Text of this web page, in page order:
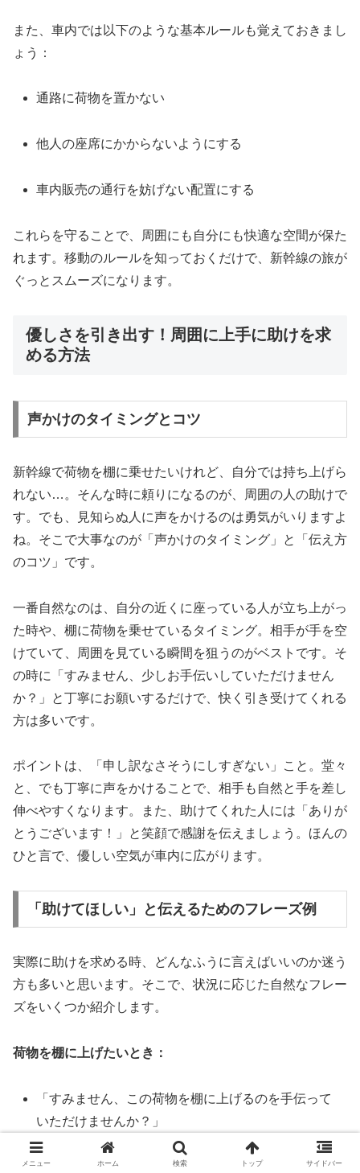
また、車内では以下のような基本ルールも覚えておきまし
ょう：
通路に荷物を置かない
他人の座席にかからないようにする
車内販売の通行を妨げない配置にする
これらを守ることで、周囲にも自分にも快適な空間が保た
れます。移動のルールを知っておくだけで、新幹線の旅が
ぐっとスムーズになります。
優しさを引き出す！周囲に上手に助けを求
める方法
声かけのタイミングとコツ
新幹線で荷物を棚に乗せたいけれど、自分では持ち上げら
れない…。そんな時に頼りになるのが、周囲の人の助けで
す。でも、見知らぬ人に声をかけるのは勇気がいりますよ
ね。そこで大事なのが「声かけのタイミング」と「伝え方
のコツ」です。
一番自然なのは、自分の近くに座っている人が立ち上がっ
た時や、棚に荷物を乗せているタイミング。相手が手を空
けていて、周囲を見ている瞬間を狙うのがベストです。そ
の時に「すみません、少しお手伝いしていただけません
か？」と丁寧にお願いするだけで、快く引き受けてくれる
方は多いです。
ポイントは、「申し訳なさそうにしすぎない」こと。堂々
と、でも丁寧に声をかけることで、相手も自然と手を差し
伸べやすくなります。また、助けてくれた人には「ありが
とうございます！」と笑顔で感謝を伝えましょう。ほんの
ひと言で、優しい空気が車内に広がります。
「助けてほしい」と伝えるためのフレーズ例
実際に助けを求める時、どんなふうに言えばいいのか迷う
方も多いと思います。そこで、状況に応じた自然なフレー
ズをいくつか紹介します。
荷物を棚に上げたいとき：
「すみません、この荷物を棚に上げるのを手伝って
いただけませんか？」
「申し訳ないのですが、ちょっと重くて持てなく
メニュー ホーム 検索 トップ サイドバー